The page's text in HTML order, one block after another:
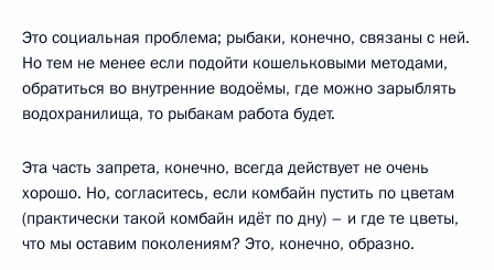
Это социальная проблема; рыбаки, конечно, связаны с ней.
Но тем не менее если подойти кошельковыми методами,
обратиться во внутренние водоёмы, где можно зарыблять
водохранилища, то рыбакам работа будет.
Эта часть запрета, конечно, всегда действует не очень
хорошо. Но, согласитесь, если комбайн пустить по цветам
(практически такой комбайн идёт по дну) – и где те цветы,
что мы оставим поколениям? Это, конечно, образно.